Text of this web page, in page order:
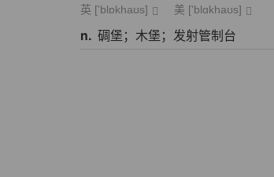
英 ['blɒkhaʊs] 美 ['blɑkhaʊs]
n. 碉堡；木堡；发射管制台